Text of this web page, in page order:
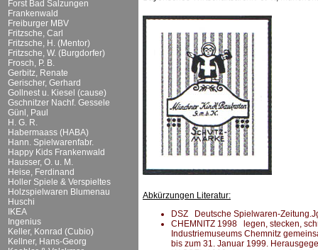
Forst Bad Salzungen
Frankenwald
Freiburger MBV
Fritzsche, Carl
Fritzsche, H. (Mentor)
Fritzsche, W. (Burgdorfer)
Frosch, P. B.
Gerbitz, Renate
Gerischer, Gerhard
Gollnest u. Kiesel (cause)
Gschnitzer Nachf. Gessele
Günl, Paul
H. G. R.
Habermaass (HABA)
Hann. Spielwarenfabr.
Happy Kids Frankenwald
Hausser, O. u. M.
Heise, Ferdinand
Holler Spiele & Verspieltes
Holzspielwaren Blumenau
Huschi
IKEA
Ingenius
Keller, Konrad (Cubio)
Kellner, Hans-Georg
Abkürzungen Literatur:
DSZ Deutsche Spielwaren-
CHEMNITZ 1998 legen, stecken,
Industriemuseums Chemnitz
bis zum 31. Januar 1999.